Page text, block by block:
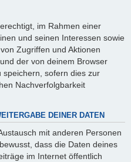
im Rahmen einer
und seinen Interessen sowie
Zugriffen und Aktionen
der von deinem Browser
speichern, sofern dies zur
Nachverfolgbarkeit
DEINER DATEN
mit anderen Personen
dass die Daten deines
im Internet öffentlich